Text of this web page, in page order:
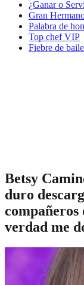
¿Ganar o
Gran
Palabra de
Top chef VIP
Fiebre de baile
Betsy
duro
verdad me